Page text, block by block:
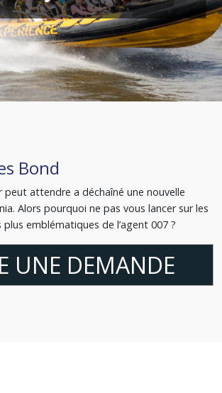
Bond
peut attendre a déchaîné une nouvelle
Alors pourquoi ne pas vous lancer sur les
emblématiques de l’agent 007 ?
UNE DEMANDE